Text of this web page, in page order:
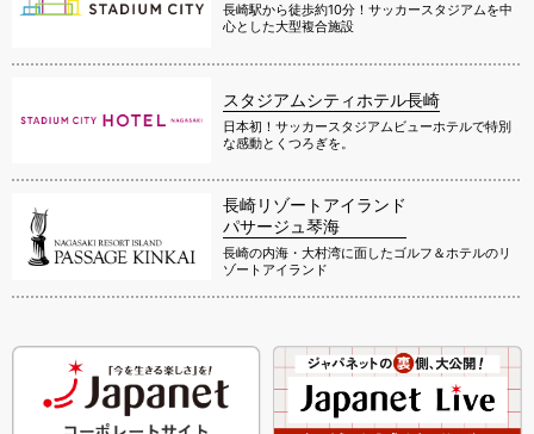
長崎駅から徒歩約10分！サッカースタジアムを中
心とした大型複合施設
スタジアムシティホテル長崎
日本初！サッカースタジアムビューホテルで特別
な感動とくつろぎを。
長崎リゾートアイランド
パサージュ琴海
長崎の内海・大村湾に面したゴルフ＆ホテルのリ
ゾートアイランド